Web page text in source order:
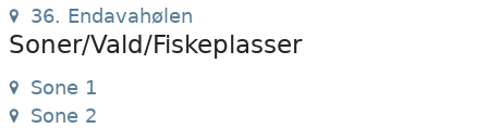
36. Endavahølen
Soner/Vald/Fiskeplasser
Sone 1
Sone 2